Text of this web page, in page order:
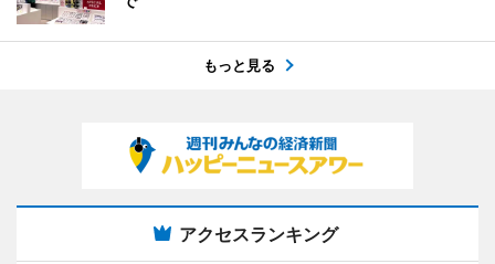
もっと見る
アクセスランキング